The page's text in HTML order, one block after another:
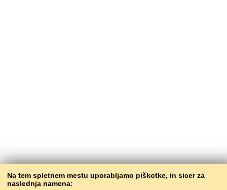
Na tem spletnem mestu uporabljamo piškotke, in sicer za
naslednja namena: